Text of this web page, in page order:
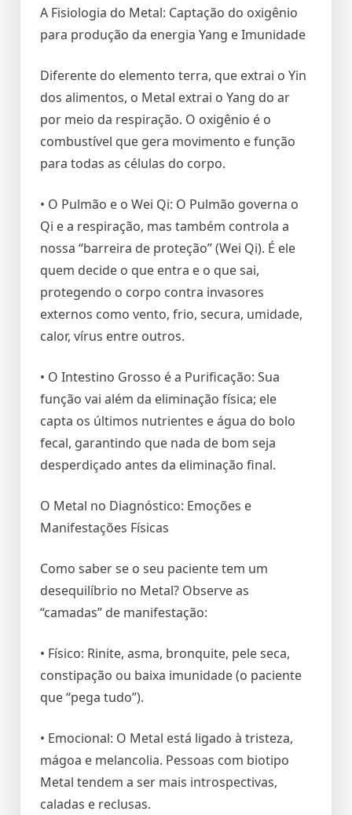
A Fisiologia do Metal: Captação do oxigênio
para produção da energia Yang e Imunidade
Diferente do elemento terra, que extrai o Yin
dos alimentos, o Metal extrai o Yang do ar
por meio da respiração. O oxigênio é o
combustível que gera movimento e função
para todas as células do corpo.
• O Pulmão e o Wei Qi: O Pulmão governa o
Qi e a respiração, mas também controla a
nossa “barreira de proteção” (Wei Qi). É ele
quem decide o que entra e o que sai,
protegendo o corpo contra invasores
externos como vento, frio, secura, umidade,
calor, vírus entre outros.
• O Intestino Grosso é a Purificação: Sua
função vai além da eliminação física; ele
capta os últimos nutrientes e água do bolo
fecal, garantindo que nada de bom seja
desperdiçado antes da eliminação final.
O Metal no Diagnóstico: Emoções e
Manifestações Físicas
Como saber se o seu paciente tem um
desequilíbrio no Metal? Observe as
“camadas” de manifestação:
• Físico: Rinite, asma, bronquite, pele seca,
constipação ou baixa imunidade (o paciente
que “pega tudo”).
• Emocional: O Metal está ligado à tristeza,
mágoa e melancolia. Pessoas com biotipo
Metal tendem a ser mais introspectivas,
caladas e reclusas.